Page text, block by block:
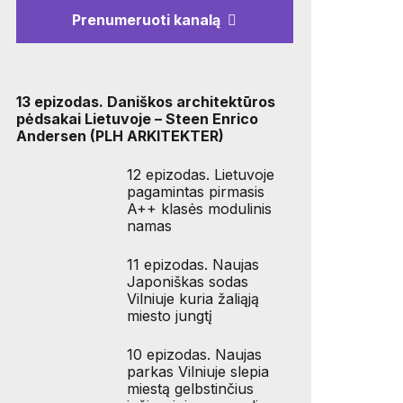
Prenumeruoti kanalą
13 epizodas. Daniškos architektūros
pėdsakai Lietuvoje – Steen Enrico
Andersen (PLH ARKITEKTER)
12 epizodas. Lietuvoje
pagamintas pirmasis
A++ klasės modulinis
namas
11 epizodas. Naujas
Japoniškas sodas
Vilniuje kuria žaliąją
miesto jungtį
10 epizodas. Naujas
parkas Vilniuje slepia
miestą gelbstinčius